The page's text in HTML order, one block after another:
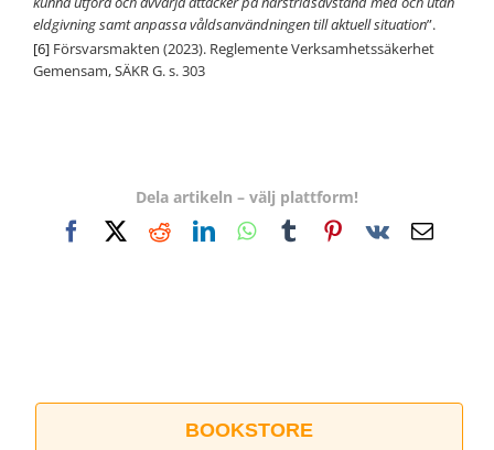
eldgivning samt anpassa våldsanvändningen till aktuell situation”.
[6] Försvarsmakten (2023). Reglemente Verksamhetssäkerhet
Gemensam, SÄKR G. s. 303
Dela artikeln – välj plattform!
FacebookRedditLinkedInWhatsApp
TumblrPinterest
Vk
E-
BOOKSTORE